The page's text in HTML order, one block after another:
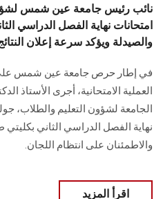
نائب رئيس جامعة عين شمس لشؤون
امتحانات نهاية الفصل الدراسي
والصيدلة ويؤكد سرعة إعلان
في إطار حرص جامعة عين شمس على
العملية الامتحانية، أجرى الأستاذ
الجامعة لشؤون التعليم والطلاب،
نهاية الفصل الدراسي الثاني
والاطمئنان على انتظام اللجان.
اقرأ المزيد